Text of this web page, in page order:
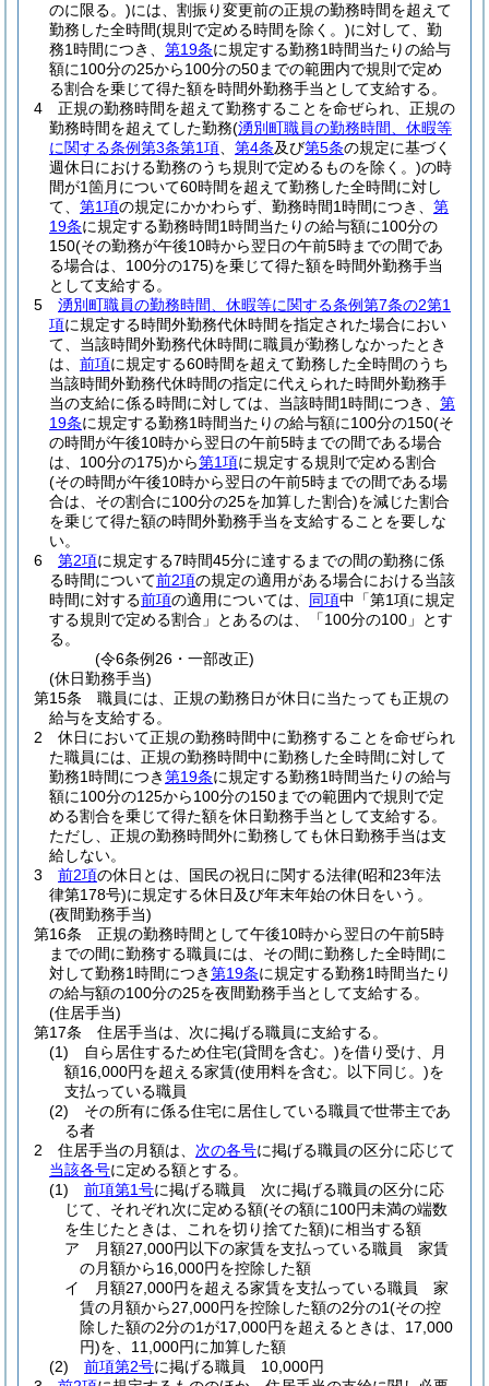
のに限る。)には、割振り変更前の正規の勤務時間を超えて
勤務した全時間(規則で定める時間を除く。)に対して、勤
務1時間につき、 第19条に規定する勤務1時間当たりの給与
額に100分の25から100分の50までの範囲内で規則で定め
る割合を乗じて得た額を時間外勤務手当として支給する。
4
正規の勤務時間を超えて勤務することを命ぜられ、正規の
勤務時間を超えてした勤務(湧別町職員の勤務時間、休暇等
に関する条例第3条第1項
第4条及び第5条の規定に基づく
週休日における勤務のうち規則で定めるものを除く。)の時
間が1箇月について60時間を超えて勤務した全時間に対し
て、 第1項の規定にかかわらず、勤務時間1時間につき、 第
19条に規定する勤務時間1時間当たりの給与額に100分の
150(その勤務が午後10時から翌日の午前5時までの間であ
る場合は、100分の175)を乗じて得た額を時間外勤務手当
として支給する。
5
湧別町職員の勤務時間、休暇等に関する条例第7条の2第1
項に規定する時間外勤務代休時間を指定された場合におい
て、当該時間外勤務代休時間に職員が勤務しなかったとき
は、 前項に規定する60時間を超えて勤務した全時間のうち
当該時間外勤務代休時間の指定に代えられた時間外勤務手
当の支給に係る時間に対しては、当該時間1時間につき、 第
19条に規定する勤務1時間当たりの給与額に100分の150(そ
の時間が午後10時から翌日の午前5時までの間である場合
は、100分の175)から第1項に規定する規則で定める割合
(その時間が午後10時から翌日の午前5時までの間である場
合は、その割合に100分の25を加算した割合)を減じた割合
を乗じて得た額の時間外勤務手当を支給することを要しな
い。
6
第2項に規定する7時間45分に達するまでの間の勤務に係
る時間について前2項の規定の適用がある場合における当該
時間に対する前項の適用については、 同項中「第1項に規定
する規則で定める割合」とあるのは、「100分の100」とす
る。
(令6条例26・一部改正)
(休日勤務手当)
第15条
職員には、正規の勤務日が休日に当たっても正規の
給与を支給する。
2
休日において正規の勤務時間中に勤務することを命ぜられ
た職員には、正規の勤務時間中に勤務した全時間に対して
勤務1時間につき第19条に規定する勤務1時間当たりの給与
額に100分の125から100分の150までの範囲内で規則で定
める割合を乗じて得た額を休日勤務手当として支給する。
ただし、正規の勤務時間外に勤務しても休日勤務手当は支
給しない。
3
前2項の休日とは、国民の祝日に関する法律(昭和23年法
律第178号)に規定する休日及び年末年始の休日をいう。
(夜間勤務手当)
第16条
正規の勤務時間として午後10時から翌日の午前5時
までの間に勤務する職員には、その間に勤務した全時間に
対して勤務1時間につき第19条に規定する勤務1時間当たり
の給与額の100分の25を夜間勤務手当として支給する。
(住居手当)
第17条
住居手当は、次に掲げる職員に支給する。
(1)
自ら居住するため住宅(貸間を含む。)を借り受け、月
額16,000円を超える家賃(使用料を含む。以下同じ。)を
支払っている職員
(2)
その所有に係る住宅に居住している職員で世帯主であ
る者
2
住居手当の月額は、 次の各号に掲げる職員の区分に応じて
当該各号に定める額とする。
(1)
前項第1号に掲げる職員 次に掲げる職員の区分に応
じて、それぞれ次に定める額(その額に100円未満の端数
を生じたときは、これを切り捨てた額)に相当する額
ア
月額27,000円以下の家賃を支払っている職員 家賃
の月額から16,000円を控除した額
イ
月額27,000円を超える家賃を支払っている職員 家
賃の月額から27,000円を控除した額の2分の1(その控
除した額の2分の1が17,000円を超えるときは、17,000
円)を、11,000円に加算した額
(2)
前項第2号に掲げる職員 10,000円